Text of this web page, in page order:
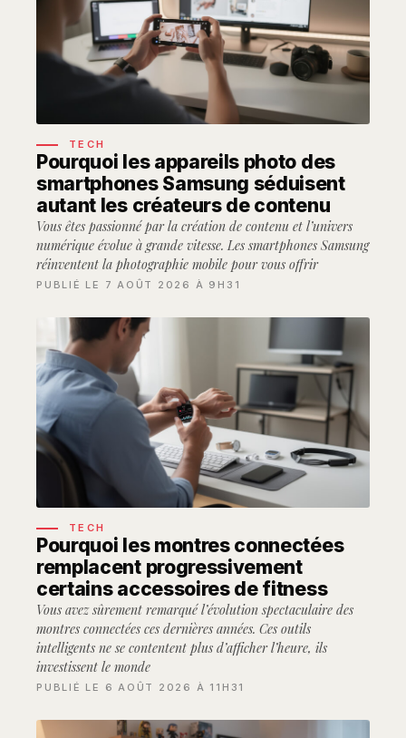
TECH
Pourquoi les appareils photo des
smartphones Samsung séduisent
autant les créateurs de contenu
Vous êtes passionné par la création de contenu et l’univers
numérique évolue à grande vitesse. Les smartphones Samsung
réinventent la photographie mobile pour vous offrir
PUBLIÉ LE 7 AOÛT 2026 À 9H31
TECH
Pourquoi les montres connectées
remplacent progressivement
certains accessoires de fitness
Vous avez sûrement remarqué l’évolution spectaculaire des
montres connectées ces dernières années. Ces outils
intelligents ne se contentent plus d’afficher l’heure, ils
investissent le monde
PUBLIÉ LE 6 AOÛT 2026 À 11H31